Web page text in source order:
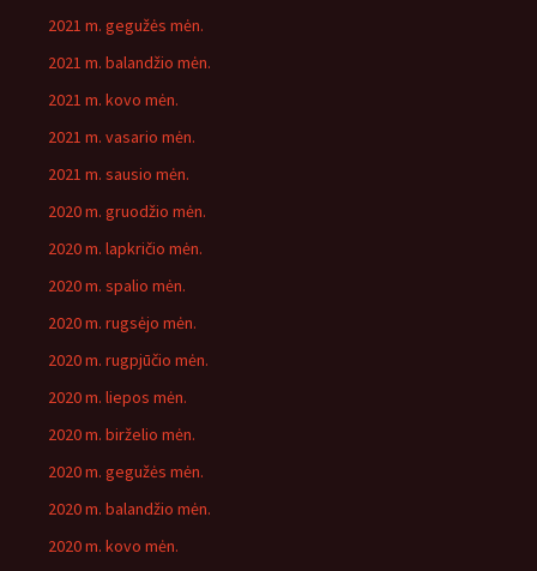
2021 m. gegužės mėn.
2021 m. balandžio mėn.
2021 m. kovo mėn.
2021 m. vasario mėn.
2021 m. sausio mėn.
2020 m. gruodžio mėn.
2020 m. lapkričio mėn.
2020 m. spalio mėn.
2020 m. rugsėjo mėn.
2020 m. rugpjūčio mėn.
2020 m. liepos mėn.
2020 m. birželio mėn.
2020 m. gegužės mėn.
2020 m. balandžio mėn.
2020 m. kovo mėn.